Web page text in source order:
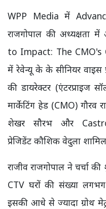
WPP Media में
राजगोपाल की अध्यक्षता
to Impact: The CMO's
में रेवेन्यू के के सीनियर
की डायरेक्टर (एंटरप्राइज
मार्केटिंग हेड (CMO) गौरव
शेखर सौरभ और
प्रेजिडेंट कौशिक वेदुला
राजीव राजगोपाल ने चर्चा
CTV घरों की संख्या
इसकी आधे से ज्यादा ग्रोथ